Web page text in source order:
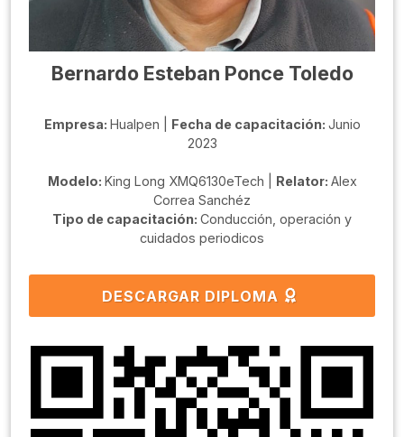
Bernardo Esteban Ponce Toledo
Empresa: Hualpen | Fecha de capacitación: Junio
2023
Modelo: King Long XMQ6130eTech | Relator: Alex
Correa Sanchéz
Tipo de capacitación: Conducción, operación y
cuidados periodicos
DESCARGAR DIPLOMA